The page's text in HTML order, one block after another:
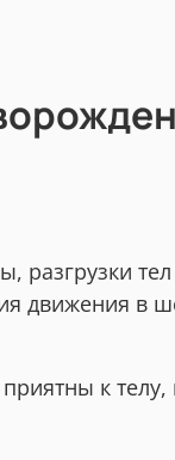
разгрузки
движения в
к